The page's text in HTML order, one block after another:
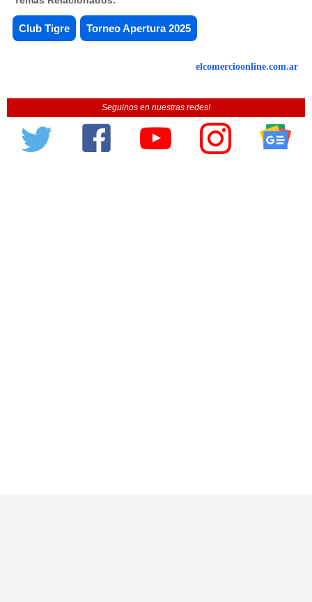
Club Tigre Torneo Apertura 2025
elcomercioonline.com.ar
Seguinos en nuestras redes!